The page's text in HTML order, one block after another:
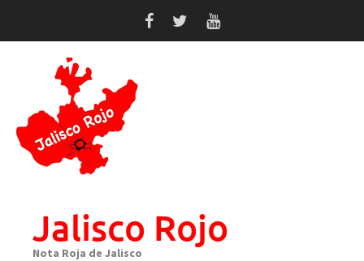
Jalisco Rojo
Nota Roja de Jalisco